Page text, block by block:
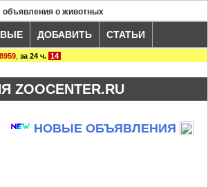
объявления о животных
ДОБАВИТЬ СТАТЬИ
за 24 ч. 14
НОВЫЕ ОБЪЯВЛЕНИЯ